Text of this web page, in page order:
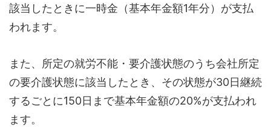
該当したときに一時金（基本年金額1年分）が支払
われます。
また、所定の就労不能・要介護状態のうち会社所定
の要介護状態に該当したとき、その状態が30日継続
するごとに150日まで基本年金額の20%が支払われ
ます。